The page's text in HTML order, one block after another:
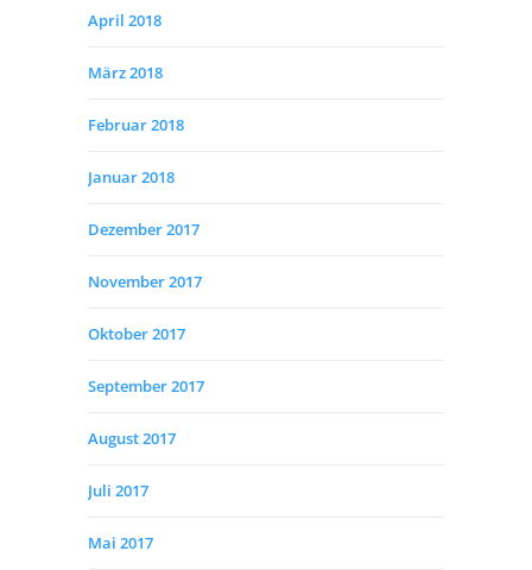
April 2018
März 2018
Februar 2018
Januar 2018
Dezember 2017
November 2017
Oktober 2017
September 2017
August 2017
Juli 2017
Mai 2017